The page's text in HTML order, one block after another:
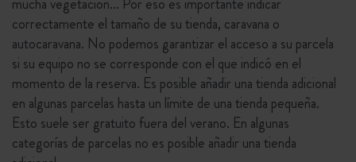
correctamente el tamaño de su tienda, caravana o
autocaravana. No podemos garantizar el acceso a su parcela
si su equipo no se corresponde con el que indicó en el
momento de la reserva. Es posible añadir una tienda adicional
en algunas parcelas hasta un límite de una tienda pequeña.
Esto suele ser gratuito fuera del verano. En algunas
categorías de parcelas no es posible añadir una tienda